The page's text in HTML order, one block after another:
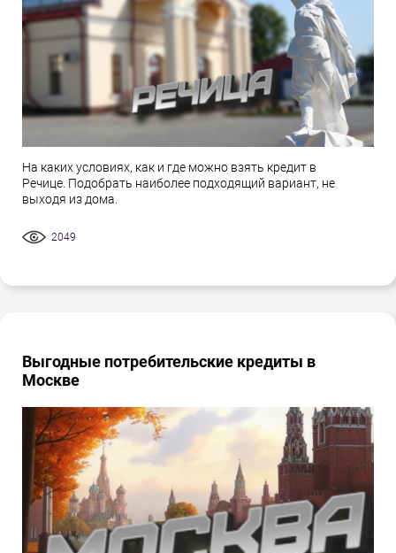
На каких условиях, как и где можно взять кредит в
Речице. Подобрать наиболее подходящий вариант, не
выходя из дома.
2049
Выгодные потребительские кредиты в
Москве